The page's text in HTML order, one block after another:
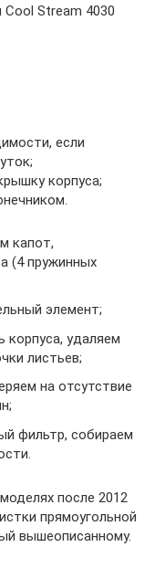
Cool Stream 4030
если
корпуса;
капот,
(4 пружинных
элемент;
удаляем
листьев;
на отсутствие
фильтр, собираем
после 2012
прямоугольной
вышеописанному.